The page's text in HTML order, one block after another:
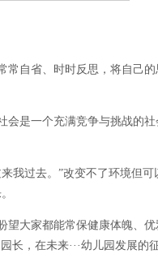
常自省、时时反思，将自己
会是一个充满竞争与挑战的
我过去。”改变不了环境但
望大家都能常保健康体魄、
长，在未来···幼儿园发展